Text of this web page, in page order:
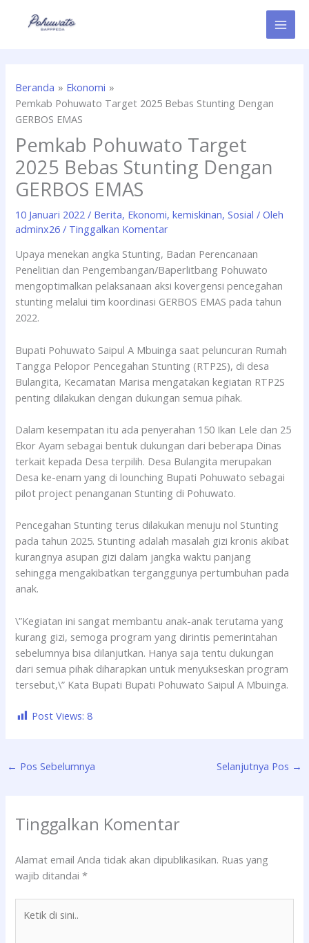
Beranda
Ekonomi
Pemkab Pohuwato Target 2025 Bebas Stunting Dengan
GERBOS EMAS
Pemkab Pohuwato Target
2025 Bebas Stunting Dengan
GERBOS EMAS
10 Januari 2022/ Berita, Ekonomi,kemiskinan,Sosial / Oleh
adminx26/ Tinggalkan Komentar
Upaya menekan angka Stunting, Badan Perencanaan
Penelitian dan Pengembangan/Baperlitbang Pohuwato
mengoptimalkan pelaksanaan aksi kovergensi pencegahan
stunting melalui tim koordinasi GERBOS EMAS pada tahun
2022.
Bupati Pohuwato Saipul A Mbuinga saat peluncuran Rumah
Tangga Pelopor Pencegahan Stunting (RTP2S), di desa
Bulangita, Kecamatan Marisa mengatakan kegiatan RTP2S
penting dilakukan dengan dukungan semua pihak.
Dalam kesempatan itu ada penyerahan 150 Ikan Lele dan 25
Ekor Ayam sebagai bentuk dukungan dari beberapa Dinas
terkait kepada Desa terpilih. Desa Bulangita merupakan
Desa ke-enam yang di lounching Bupati Pohuwato sebagai
pilot project penanganan Stunting di Pohuwato.
Pencegahan Stunting terus dilakukan menuju nol Stunting
pada tahun 2025. Stunting adalah masalah gizi kronis akibat
kurangnya asupan gizi dalam jangka waktu panjang
sehingga mengakibatkan terganggunya pertumbuhan pada
anak.
\”Kegiatan ini sangat membantu anak-anak terutama yang
kurang gizi, semoga program yang dirintis pemerintahan
sebelumnya bisa dilanjutkan. Hanya saja tentu dukungan
dari semua pihak diharapkan untuk menyukseskan program
tersebut,\” Kata Bupati Bupati Pohuwato Saipul A Mbuinga.
Post Views: 8
← Pos Sebelumnya Selanjutnya Pos →
Tinggalkan Komentar
Alamat email Anda tidak akan dipublikasikan. Ruas yang
wajib ditandai*